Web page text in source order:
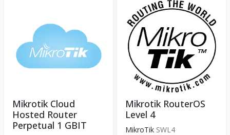
Mikrotik Cloud
Hosted Router
Perpetual 1 GBIT
Mikrotik RouterOS
Level 4
MikroTik SWL4